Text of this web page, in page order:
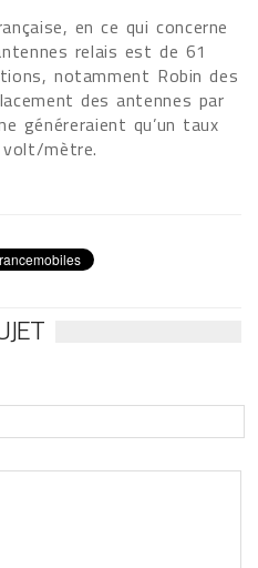
en ce qui concerne
relais est de 61
notamment Robin des
des antennes par
généreraient qu’un taux
volt/mètre.